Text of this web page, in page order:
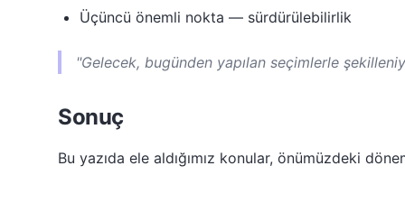
Üçüncü önemli nokta — sürdürülebilirlik
"Gelecek, bugünden yapılan seçimlerle
Sonuç
Bu yazıda ele aldığımız konular, önümüzdeki